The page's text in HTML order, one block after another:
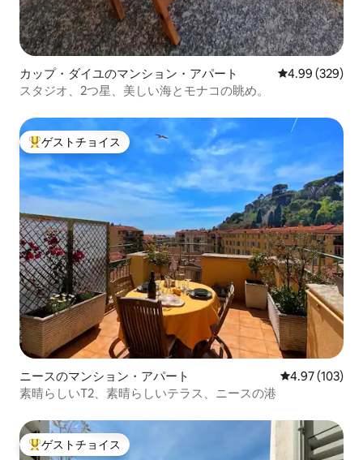
カップ・ダイユのマンション・アパート レビュー329
4.99 (329)
スタジオ、2つ星、美しい海とモナコの眺め。
大好評のゲストチョイスです。
ゲストチョイス
ニースのマンション・アパート レビュー103
4.97 (103)
素晴らしいT2、素晴らしいテラス、ニースの港
大好評のゲストチョイスです。
ゲストチョイス